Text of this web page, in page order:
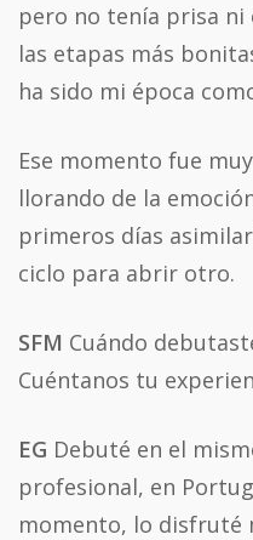
pero no tenía prisa ni
las etapas más
ha sido mi época
Ese momento fue
llorando de la
primeros días
ciclo para abrir otro.
SFM Cuándo
Cuéntanos tu
EG Debuté en el
profesional, en
momento, lo disfruté